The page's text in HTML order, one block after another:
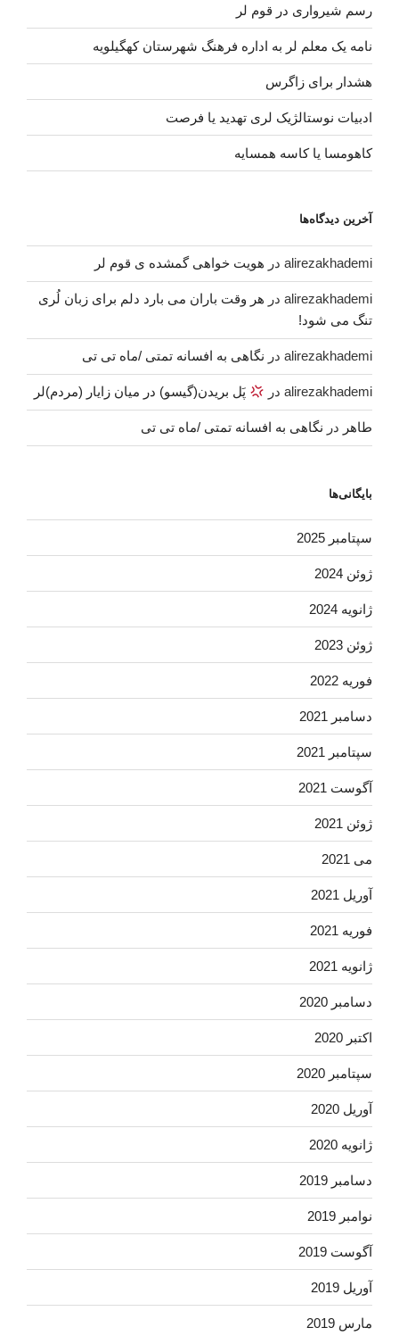
رسم شیرواری در قوم لر
نامه یک معلم لر به اداره فرهنگ شهرستان کهگیلویه
هشدار برای زاگرس
ادبیات نوستالژیک لری تهدید یا فرصت
کاهومسا یا کاسه همسایه
آخرین دیدگاه‌ها
alirezakhademi در هویت خواهی گمشده ی قوم لر
alirezakhademi در هر وقت باران می بارد دلم برای زبان لُری
تنگ می شود!
alirezakhademi در نگاهی به افسانه تمتی /ماه تی تی
alirezakhademi در پَل بریدن(گیسو) در میان زایار (مردم)لر
طاهر در نگاهی به افسانه تمتی /ماه تی تی
بایگانی‌ها
سپتامبر 2025
ژوئن 2024
ژانویه 2024
ژوئن 2023
فوریه 2022
دسامبر 2021
سپتامبر 2021
آگوست 2021
ژوئن 2021
می 2021
آوریل 2021
فوریه 2021
ژانویه 2021
دسامبر 2020
اکتبر 2020
سپتامبر 2020
آوریل 2020
ژانویه 2020
دسامبر 2019
نوامبر 2019
آگوست 2019
آوریل 2019
مارس 2019